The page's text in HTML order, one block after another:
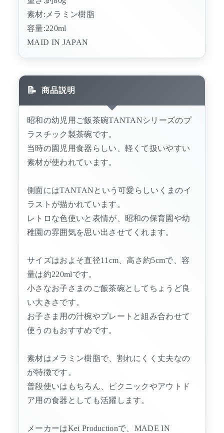
素材:メラミン樹脂
容量:220ml
MAID IN JAPAN
商品説明
昭和の幼児用ご飯茶碗TANTANシリーズのプ
ラスチック製茶碗です。
当時の園児用食器らしい、軽くて扱いやすい
素材が使われています。
側面にはTANTANという可愛らしいくまのイ
ラストが描かれています。
レトロな色使いと表情が、昭和の保育園や幼
稚園の雰囲気を思い出させてくれます。
サイズはおよそ直径11cm、高さ約5cmで、容
量は約220mlです。
小さなお子さまのご飯茶碗としてちょうど良
い大きさです。
お子さま用の汁椀やプレートと組み合わせて
使うのもおすすめです。
素材はメラミン樹脂で、割れにくく丈夫なの
が特徴です。
普段使いはもちろん、ピクニックやアウトド
ア用の食器としても活躍します。
メーカーはKei Productionで、MADE IN